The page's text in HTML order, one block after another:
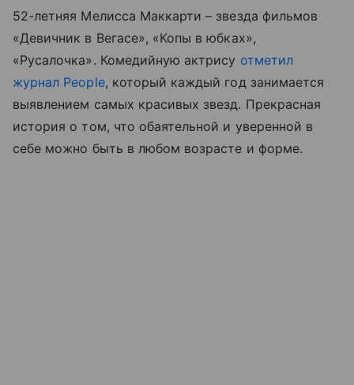
52-летняя Мелисса Маккарти – звезда фильмов
«Девичник в Вегасе», «Копы в юбках»,
«Русалочка». Комедийную актрису отметил
журнал People, который каждый год занимается
выявлением самых красивых звезд. Прекрасная
история о том, что обаятельной и уверенной в
себе можно быть в любом возрасте и форме.